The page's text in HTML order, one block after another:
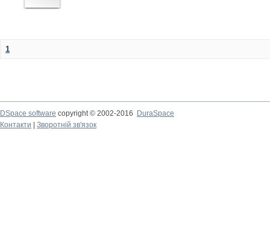
1
DSpace software copyright © 2002-2016
DuraSpace
Контакти
Зворотній зв'язок